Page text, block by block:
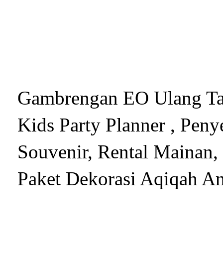
Gambrengan EO Ulang
Kids Party Planner ,
Souvenir, Rental
Paket Dekorasi Aqiqah